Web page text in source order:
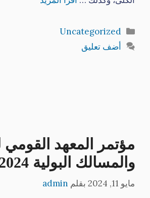
التصنيفات
Uncategorized
أضف تعليق
مؤتمر المعهد القومي
والمسالك البولية 2024
مايو 11, 2024 بقلم admin